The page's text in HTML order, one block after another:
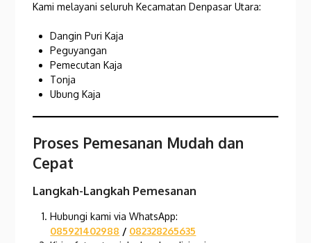
Kami melayani seluruh Kecamatan Denpasar Utara:
Dangin Puri Kaja
Peguyangan
Pemecutan Kaja
Tonja
Ubung Kaja
Proses Pemesanan Mudah dan
Cepat
Langkah-Langkah Pemesanan
Hubungi kami via WhatsApp:
085921402988 / 082328265635